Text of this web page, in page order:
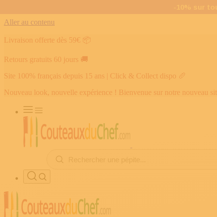
Aller au contenu
Livraison offerte dès 59€ 📦
Retours gratuits 60 jours 🚚
Site 100% français depuis 15 ans | Click & Collect dispo 🥖
Nouveau look, nouvelle expérience ! Bienvenue sur notre nouveau